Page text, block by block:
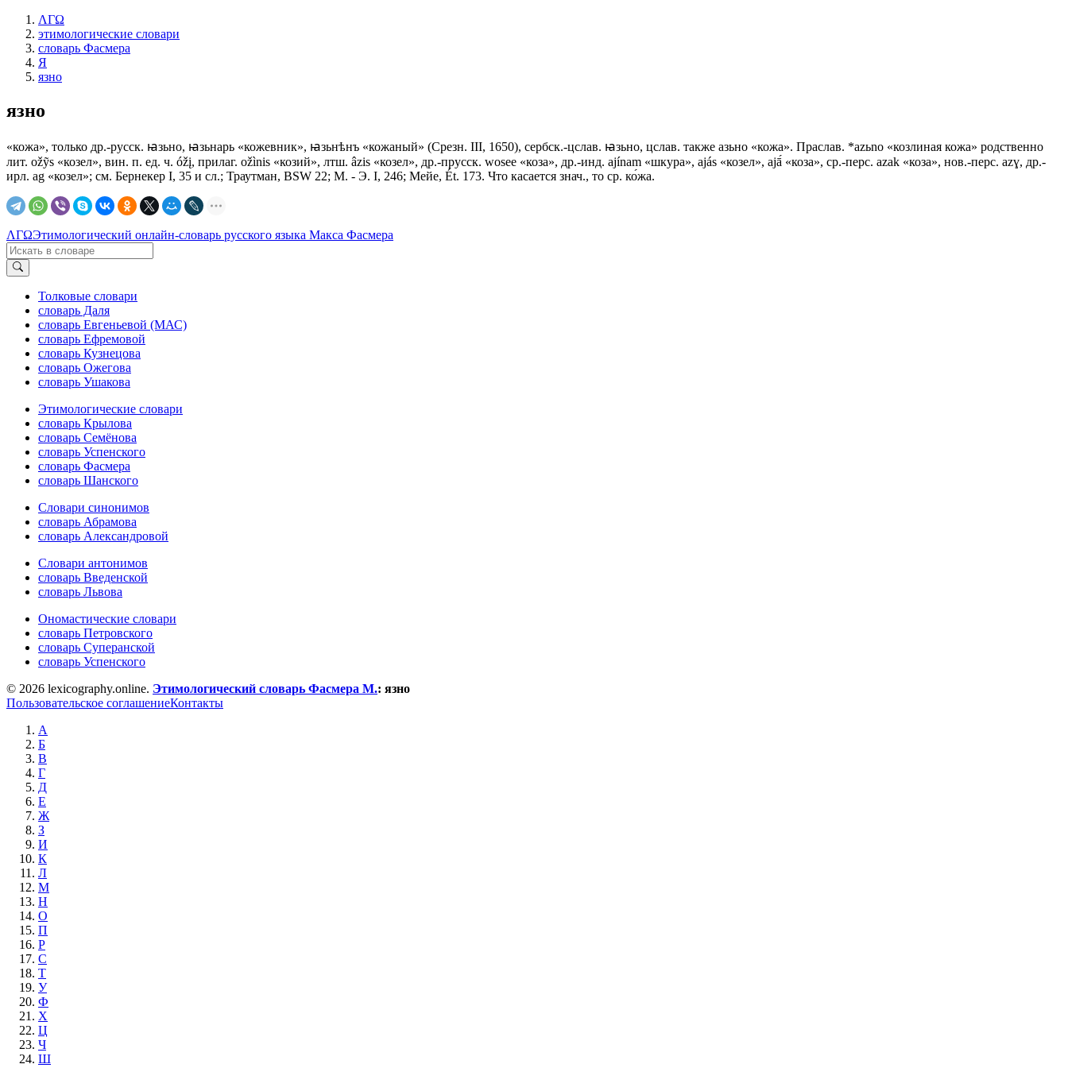
ΛΓΩ
этимологические словари
словарь Фасмера
Я
язно
язно
«кожа», только др.-русск. ꙗзьно, ꙗзьнарь «кожевник», ꙗзьнѣнъ «кожаный» (Срезн. III, 1650), сербск.-цслав. ꙗзьно, цслав. также азьно «кожа». Праслав. *аzьnо «козлиная кожа» родственно
лит. оžỹs «козел», вин. п. ед. ч. óžį, прилаг. ožìnis «козий», лтш. âzis «козел», др.-прусск. wоsее «коза», др.-инд. ajínam «шкура», ajás «козел», аjā́ «коза», ср.-перс. аzаk «коза», нов.-перс. аzɣ, др.-
ирл. аg «козел»; см. Бернекер I, 35 и сл.; Траутман, ВSW 22; М. - Э. I, 246; Мейе, Ét. 173. Что касается знач., то ср. ко́жа.
ΛΓΩЭтимологический онлайн-словарь русского языка Макса Фасмера
Толковые словари
словарь Даля
словарь Евгеньевой (МАС)
словарь Ефремовой
словарь Кузнецова
словарь Ожегова
словарь Ушакова
Этимологические словари
словарь Крылова
словарь Семёнова
словарь Успенского
словарь Фасмера
словарь Шанского
Словари синонимов
словарь Абрамова
словарь Александровой
Словари антонимов
словарь Введенской
словарь Львова
Ономастические словари
словарь Петровского
словарь Суперанской
словарь Успенского
© 2026 lexicography.online. Этимологический словарь Фасмера М.: язно
Пользовательское соглашениеКонтакты
А
Б
В
Г
Д
Е
Ж
З
И
К
Л
М
Н
О
П
Р
С
Т
У
Ф
Х
Ц
Ч
Ш